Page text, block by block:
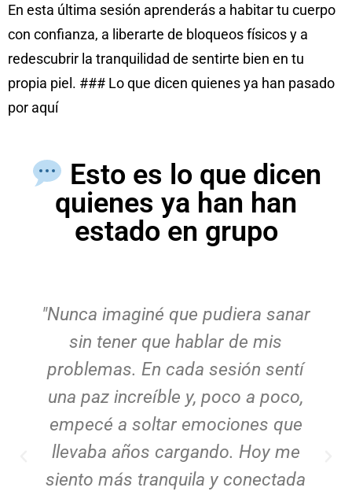
En esta última sesión aprenderás a habitar tu cuerpo
con confianza, a liberarte de bloqueos físicos y a
redescubrir la tranquilidad de sentirte bien en tu
propia piel. ### Lo que dicen quienes ya han pasado
por aquí
Esto es lo que dicen
quienes ya han han
estado en grupo
"Nunca imaginé que pudiera sanar
sin tener que hablar de mis
problemas. En cada sesión sentí
una paz increíble y, poco a poco,
empecé a soltar emociones que
llevaba años cargando. Hoy me
siento más tranquila y conectada